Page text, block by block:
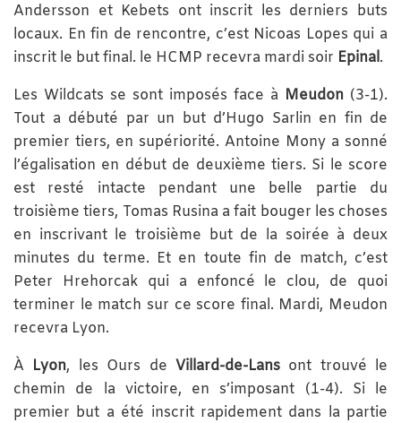
Andersson et Kebets ont inscrit les derniers buts
locaux. En fin de rencontre, c’est Nicoas Lopes qui a
inscrit le but final. le HCMP recevra mardi soir Epinal.
Les Wildcats se sont imposés face à Meudon (3-1).
Tout a débuté par un but d’Hugo Sarlin en fin de
premier tiers, en supériorité. Antoine Mony a sonné
l’égalisation en début de deuxième tiers. Si le score
est resté intacte pendant une belle partie du
troisième tiers, Tomas Rusina a fait bouger les choses
en inscrivant le troisième but de la soirée à deux
minutes du terme. Et en toute fin de match, c’est
Peter Hrehorcak qui a enfoncé le clou, de quoi
terminer le match sur ce score final. Mardi, Meudon
recevra Lyon.
À Lyon, les Ours de Villard-de-Lansont trouvé le
chemin de la victoire, en s’imposant (1-4). Si le
premier but a été inscrit rapidement dans la partie